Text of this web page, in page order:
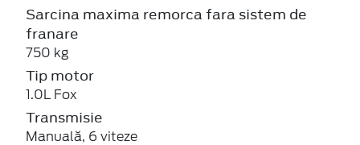
Sarcina maxima remorca fara sistem de
franare
750 kg
Tip motor
1.0L Fox
Transmisie
Manuală, 6 viteze